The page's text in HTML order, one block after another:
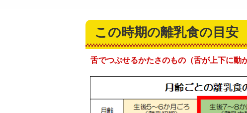
この時期の離乳食の目安
舌でつぶせるかたさのもの（舌が上下に動